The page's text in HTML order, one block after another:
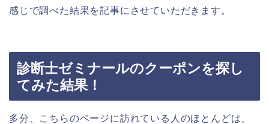
感じで調べた結果を記事にさせていただきます。
診断士ゼミナールのクーポンを探し
てみた結果！
多分、こちらのページに訪れている人のほとんどは、